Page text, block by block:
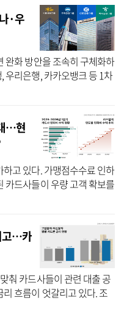
·우
완화 방안을 조속히 구체화하
우리은행, 카카오뱅크 등 1차
기반 보안 체계 구축에서 유
…현
고 있다. 가맹점수수료 인하
카드사들이 우량 고객 확보를
로 풀이된다. 이 가운데 프
고…카
춰 카드사들이 관련 대출 공
흐름이 엇갈리고 있다. 조
이 커지는 가운데 고신용자